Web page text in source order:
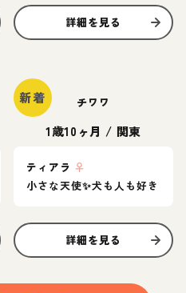
詳細を見る
新着 チワワ
1歳10ヶ月 / 関東
ティアラ ♀
小さな天使✨️犬も人も好き
詳細を見る